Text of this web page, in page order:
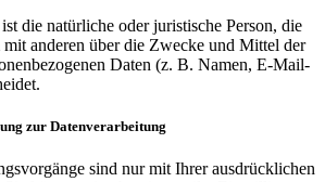
die natürliche oder juristische Person, die
mit anderen über die Zwecke und Mittel der
Daten (z. B. Namen, E-Mail-
zur Datenverarbeitung
sind nur mit Ihrer ausdrücklichen